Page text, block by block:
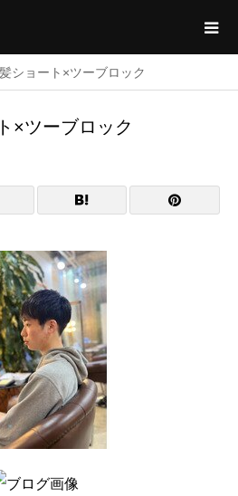
ショート×ツーブロック
×ツーブロック